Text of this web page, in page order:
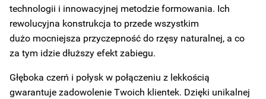
technologii i innowacyjnej metodzie formowania. Ich
rewolucyjna konstrukcja to przede wszystkim
dużo mocniejsza przyczepność do rzęsy naturalnej, a co
za tym idzie dłuższy efekt zabiegu.
Głęboka czerń i połysk w połączeniu z lekkością
gwarantuje zadowolenie Twoich klientek. Dzięki unikalnej